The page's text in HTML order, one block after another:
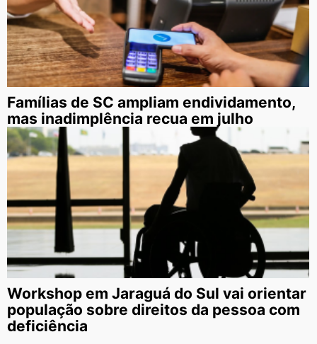
Famílias de SC ampliam endividamento,
mas inadimplência recua em julho
Workshop em Jaraguá do Sul vai orientar
população sobre direitos da pessoa com
deficiência